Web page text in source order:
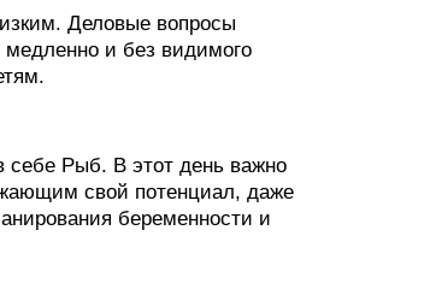
Деловые вопросы
и без видимого
себе Рыб. В этот день важно
свой потенциал, даже
беременности и